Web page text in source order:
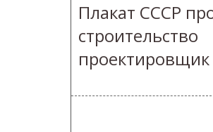
Плакат СССР
строительство
проектировщик